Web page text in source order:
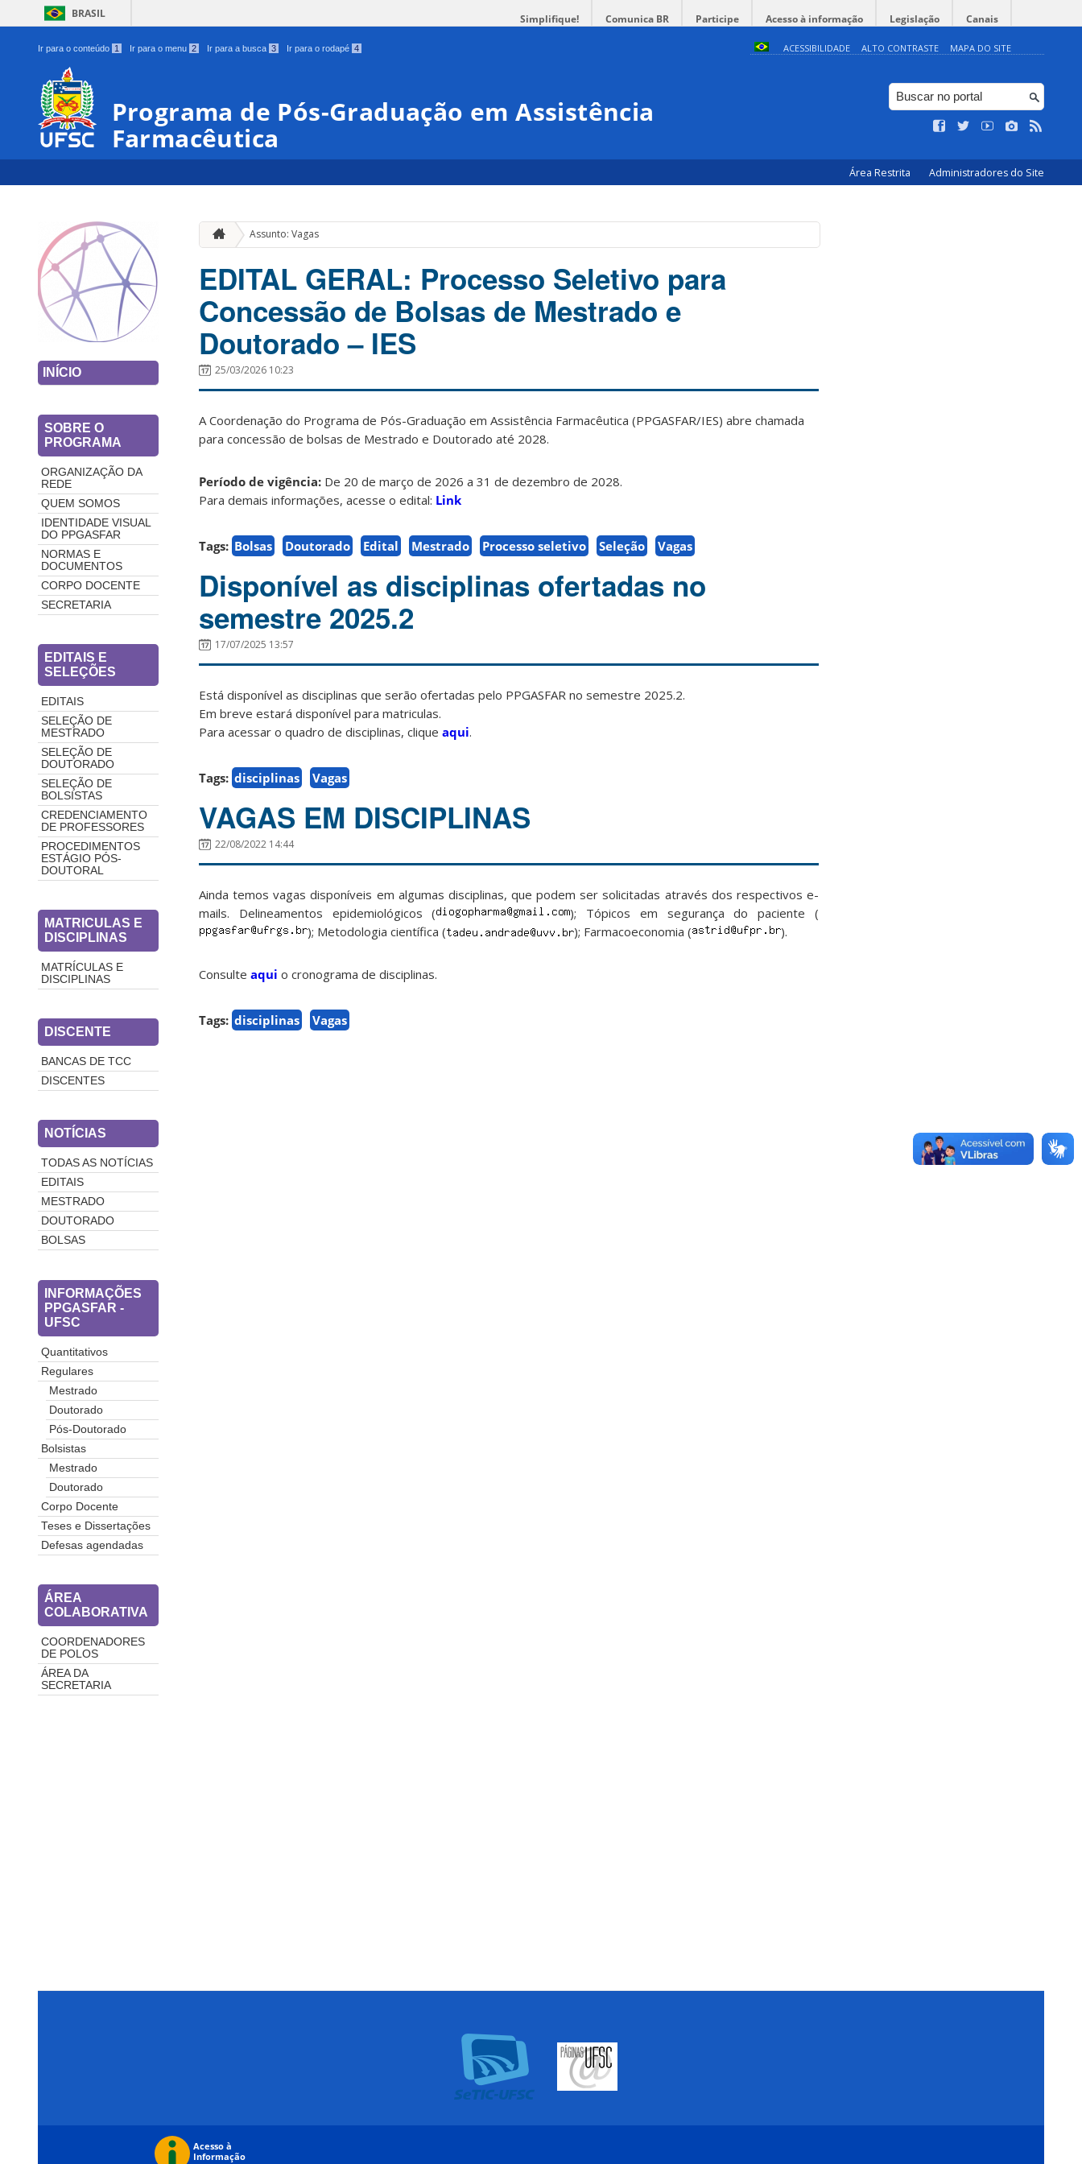
BRASIL Simplifique! Comunica BR Participe Acesso à informação Legislação Canais
Ir para o conteúdo 1 Ir para o menu 2 Ir para a busca 3 Ir para o rodapé 4 ACESSIBILIDADE ALTO CONTRASTE MAPA DO SITE
Programa de Pós-Graduação em Assistência
Farmacêutica
Área Restrita Administradores do Site
INÍCIO
SOBRE O
PROGRAMA
ORGANIZAÇÃO DA
REDE
QUEM SOMOS
IDENTIDADE VISUAL
DO PPGASFAR
NORMAS E
DOCUMENTOS
CORPO DOCENTE
SECRETARIA
EDITAIS E
SELEÇÕES
EDITAIS
SELEÇÃO DE
MESTRADO
SELEÇÃO DE
DOUTORADO
SELEÇÃO DE
BOLSISTAS
CREDENCIAMENTO
DE PROFESSORES
PROCEDIMENTOS
ESTÁGIO PÓS-
DOUTORAL
MATRICULAS E
DISCIPLINAS
MATRÍCULAS E
DISCIPLINAS
DISCENTE
BANCAS DE TCC
DISCENTES
NOTÍCIAS
TODAS AS NOTÍCIAS
EDITAIS
MESTRADO
DOUTORADO
BOLSAS
INFORMAÇÕES
PPGASFAR -
UFSC
Quantitativos
Regulares
Mestrado
Doutorado
Pós-Doutorado
Bolsistas
Mestrado
Doutorado
Corpo Docente
Teses e Dissertações
Defesas agendadas
ÁREA
COLABORATIVA
COORDENADORES
DE POLOS
ÁREA DA
SECRETARIA
Assunto: Vagas
EDITAL GERAL: Processo Seletivo para
Concessão de Bolsas de Mestrado e
Doutorado – IES
25/03/2026 10:23
A Coordenação do Programa de Pós-Graduação em Assistência Farmacêutica (PPGASFAR/IES) abre chamada
para concessão de bolsas de Mestrado e Doutorado até 2028.
Período de vigência: De 20 de março de 2026 a 31 de dezembro de 2028.
Para demais informações, acesse o edital: Link
Tags: Bolsas Doutorado Edital Mestrado Processo seletivo Seleção Vagas
Disponível as disciplinas ofertadas no
semestre 2025.2
17/07/2025 13:57
Está disponível as disciplinas que serão ofertadas pelo PPGASFAR no semestre 2025.2.
Em breve estará disponível para matriculas.
Para acessar o quadro de disciplinas, clique aqui.
Tags: disciplinas Vagas
VAGAS EM DISCIPLINAS
22/08/2022 14:44
Ainda temos vagas disponíveis em algumas disciplinas, que podem ser solicitadas através dos respectivos e-
mails. Delineamentos epidemiológicos (
); Tópicos em segurança do paciente (
); Metodologia científica (
); Farmacoeconomia ( ).
Consulte aqui o cronograma de disciplinas.
Tags: disciplinas Vagas